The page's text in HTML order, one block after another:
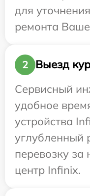
для
ремонта
2
Выезд
Сервисный
удобное
устройства
углубленный
перевозку за
центр Infinix.